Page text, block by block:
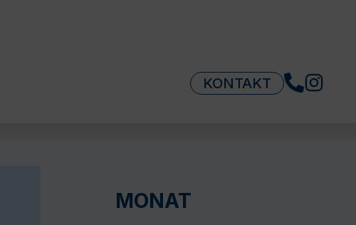
KONTAKT
MONAT